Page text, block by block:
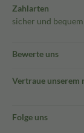
Zahlarten
sicher und bequem
Bewerte uns
Vertraue unserem
Folge uns